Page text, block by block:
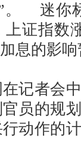
。 迷你
证指数
息的影
者会中
员的规
动作的